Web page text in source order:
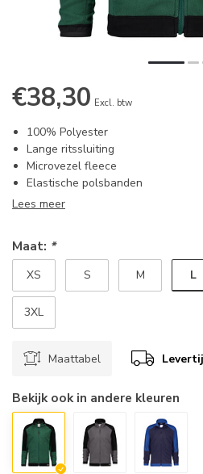
€38,30 Excl. btw
100% Polyester
Lange ritssluiting
Microvezel fleece
Elastische polsbanden
Lees meer
Maat: *
XS S M L
3XL
Maattabel
Bekijk ook in andere kleuren